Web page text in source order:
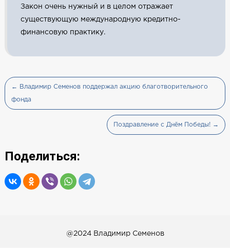
Закон очень нужный и в целом отражает
существующую международную кредитно-
финансовую практику.
← Владимир Семенов поддержал акцию благотворительного
фонда
Поздравление с Днём Победы! →
Поделиться:
@2024 Владимир Семенов